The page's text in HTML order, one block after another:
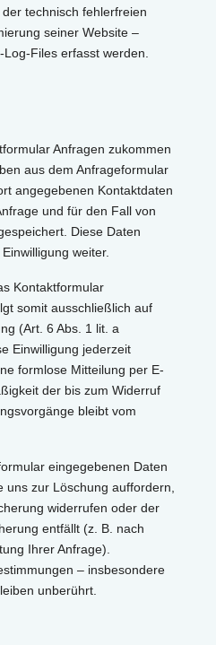
technisch fehlerfreien
seiner Website –
Files erfasst werden.
Anfragen zukommen
aus dem Anfrageformular
angegebenen Kontaktdaten
und für den Fall von
Diese Daten
weiter.
Kontaktformular
somit ausschließlich auf
(Art. 6 Abs. 1 lit. a
Einwilligung jederzeit
formlose Mitteilung per E-
der bis zum Widerruf
bleibt vom
eingegebenen Daten
uns zur Löschung auffordern,
widerrufen oder der
entfällt (z. B. nach
Ihrer Anfrage).
– insbesondere
unberührt.